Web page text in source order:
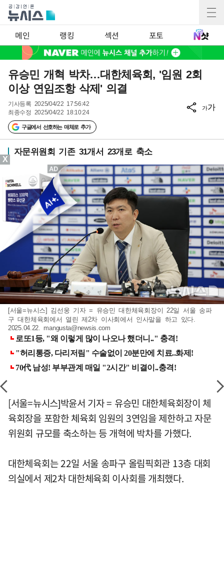
메인 랭킹 섹션 포토
유승민 개혁 박차…대한체육회, '임원 2회
이상 연임조항 삭제' 의결
기사등록 2025/04/22 17:56:42
최종수정 2025/04/22 18:10:24
구글에서 선호하는 매체로 추가
가가
자문위원회 기존 31개서 23개로 축소
[서울=뉴시스] 김선웅 기자 = 유승민 대한체육회장이 22일 서울 송파
구 대한체육회에서 열린 제2차 이사회에서 인사말을 하고 있다.
2025.04.22. mangusta@newsis.com
[서울=뉴시스]박윤서 기자 = 유승민 대한체육회장이 체
육회장을 포함한 체육회 임원의 3연임을 제한하고 자문
위원회 규모를 축소하는 등 개혁에 박차를 가했다.
대한체육회는 22일 서울 송파구 올림픽회관 13층 대회
의실에서 제2차 대한체육회 이사회를 개최했다.
X